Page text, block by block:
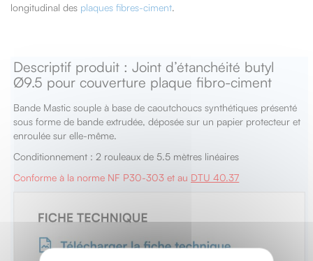
longitudinal des plaques fibres-ciment.
Descriptif produit : Joint d’étanchéité butyl
Ø9.5 pour couverture plaque fibro-ciment
Bande Mastic souple à base de caoutchoucs synthétiques présenté
sous forme de bande extrudée, déposée sur un papier protecteur et
enroulée sur elle-même.
Conditionnement : 2 rouleaux de 5.5 mètres linéaires
Conforme à la norme NF P30-303 et au DTU 40.37